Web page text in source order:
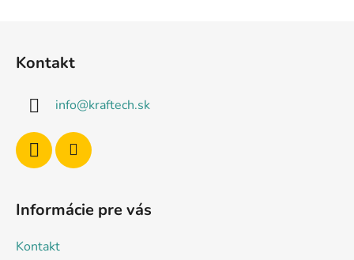
Kontakt
info@kraftech.sk
Informácie pre vás
Kontakt